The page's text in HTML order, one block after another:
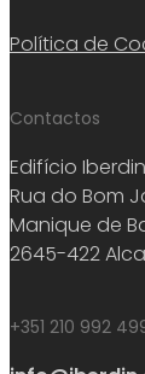
Política de
Contactos
Edifício Iberdin
Rua do Bom
Manique de
2645-422
+351 210 992